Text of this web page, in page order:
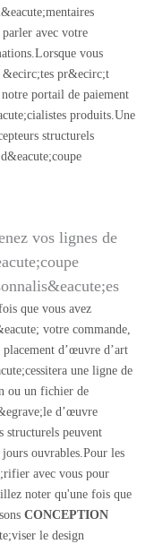
avec votre
vous
&ecirc;tes pr&ecirc;t
portail de paiement
produits.Une
structurels
vos lignes de
que vous avez
votre commande,
placement d’œuvre d’art
une ligne de
ou un fichier de
d’œuvre
structurels peuvent
ouvrables.Pour les
avec vous pour
noter qu'une fois que
CONCEPTION
le design